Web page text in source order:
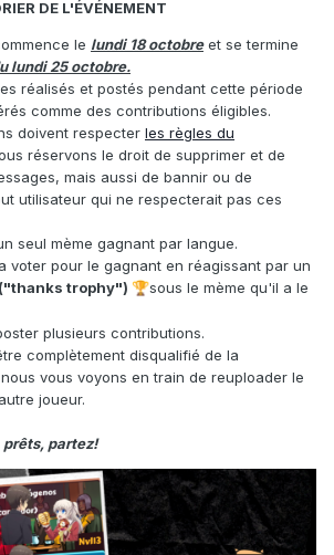
DE L'ÉVÉNEMENT
le lundi 18 octobreet se termine
lundi 25 octobre.
réalisés et postés pendant cette période
comme des contributions éligibles.
doivent respecter les règles du
réservons le droit de supprimer et de
mais aussi de bannir ou de
utilisateur qui ne respecterait pas ces
seul mème gagnant par langue.
voter pour le gagnant en réagissant par un
trophy") 🏆sous le mème qu'il a le
plusieurs contributions.
complètement disqualifié de la
vous voyons en train de reuploader le
joueur.
prêts, partez!